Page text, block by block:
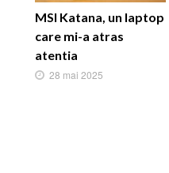
MSI Katana, un laptop
care mi-a atras
atentia
28 mai 2025